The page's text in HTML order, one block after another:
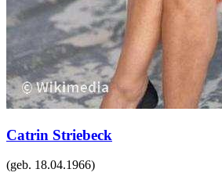
Catrin Striebeck
(geb. 18.04.1966)